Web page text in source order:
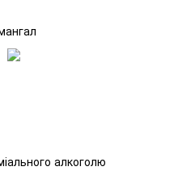
алкоголю